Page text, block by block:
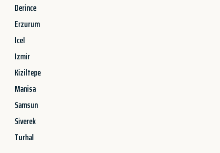
Derince
Erzurum
Icel
Izmir
Kiziltepe
Manisa
Samsun
Siverek
Turhal